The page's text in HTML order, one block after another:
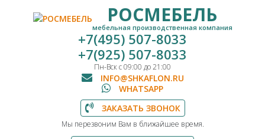
РОСМЕБЕЛЬ
мебельная производственная компания
+7(495) 507-8033
+7(925) 507-8033
Пн-Вск с 09:00 до 21:00
INFO@SHKAFLON.RU
WHATSAPP
ЗАКАЗАТЬ ЗВОНОК
Мы перезвоним Вам в ближайшее время.